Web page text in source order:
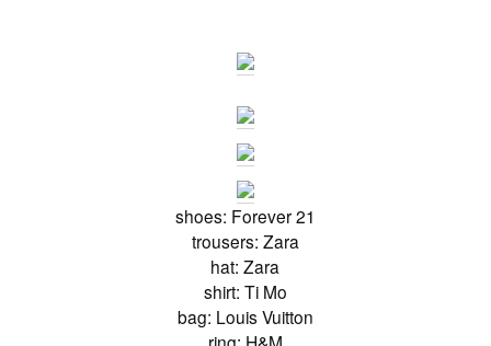
shoes: Forever 21
trousers: Zara
hat: Zara
shirt: Ti Mo
bag: Louis Vuitton